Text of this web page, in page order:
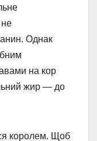
Однак
на кор
жир — до
королем. Щоб